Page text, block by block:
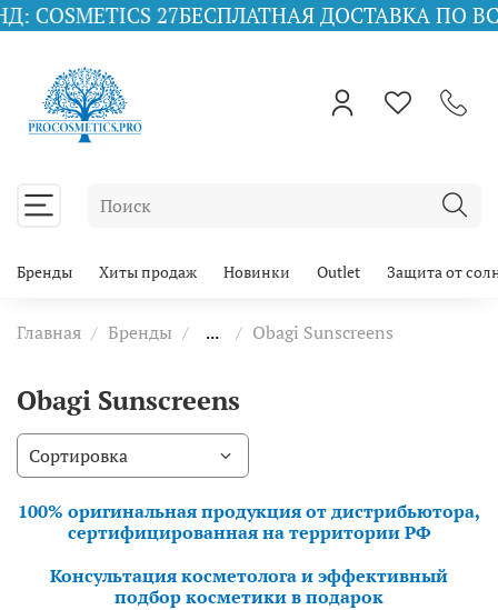
27 БЕСПЛАТНАЯ ДОСТАВКА ПО
Бренды Хиты продаж Новинки Outlet Защита от
Главная Бренды ... Obagi Sunscreens
Obagi Sunscreens
100% оригинальная продукция от дистрибьютора,
сертифицированная на территории РФ
Консультация косметолога и эффективный
подбор косметики в подарок